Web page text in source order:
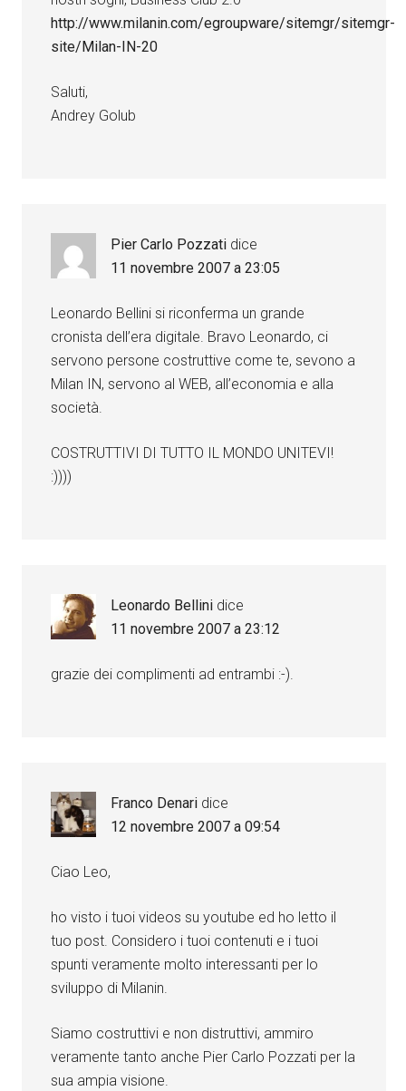
http://www.milanin.com/egroupware/sitemgr/sitemgr-
site/Milan-IN-20
Saluti,
Andrey Golub
Pier Carlo Pozzati dice
11 novembre 2007 a 23:05
Leonardo Bellini si riconferma un grande
cronista dell’era digitale. Bravo Leonardo, ci
servono persone costruttive come te, sevono a
Milan IN, servono al WEB, all’economia e alla
società.
COSTRUTTIVI DI TUTTO IL MONDO UNITEVI!
:))))
Leonardo Bellini dice
11 novembre 2007 a 23:12
grazie dei complimenti ad entrambi :-).
Franco Denari dice
12 novembre 2007 a 09:54
Ciao Leo,
ho visto i tuoi videos su youtube ed ho letto il
tuo post. Considero i tuoi contenuti e i tuoi
spunti veramente molto interessanti per lo
sviluppo di Milanin.
Siamo costruttivi e non distruttivi, ammiro
veramente tanto anche Pier Carlo Pozzati per la
sua ampia visione.